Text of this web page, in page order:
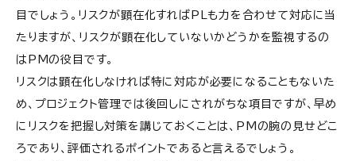
目でしょう。リスクが顕在化すればPLも力を合わせて対応に当
たりますが、リスクが顕在化していないかどうかを監視するの
はPMの役目です。
リスクは顕在化しなければ特に対応が必要になることもないた
め、プロジェクト管理では後回しにされがちな項目ですが、早め
にリスクを把握し対策を講じておくことは、PMの腕の見せどこ
ろであり、評価されるポイントであると言えるでしょう。